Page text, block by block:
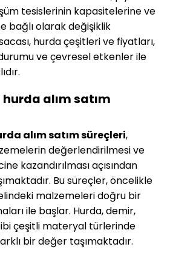
tesislerinin kapasitelerine ve
bağlı olarak değişiklik
hurda çeşitleri ve fiyatları,
ve çevresel etkenler ile
alım satım
alım satım süreçleri,
değerlendirilmesi ve
kazandırılması açısından
Bu süreçler, öncelikle
malzemeleri doğru bir
ile başlar. Hurda, demir,
çeşitli materyal türlerinde
bir değer taşımaktadır.